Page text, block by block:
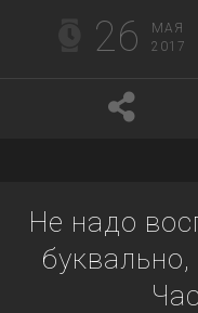
26
МАЯ
2017
Не надо